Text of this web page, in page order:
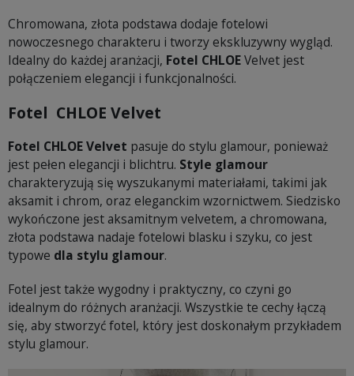
Chromowana, złota podstawa dodaje fotelowi
nowoczesnego charakteru i tworzy ekskluzywny wygląd.
Idealny do każdej aranżacji, Fotel CHLOEVelvet jest
połączeniem elegancji i funkcjonalności.
Fotel CHLOE Velvet
Fotel CHLOE Velvet pasuje do stylu glamour, ponieważ
jest pełen elegancji i blichtru. Style glamour
charakteryzują się wyszukanymi materiałami, takimi jak
aksamit i chrom, oraz eleganckim wzornictwem. Siedzisko
wykończone jest aksamitnym velvetem, a chromowana,
złota podstawa nadaje fotelowi blasku i szyku, co jest
typowe dla stylu glamour.
Fotel jest także wygodny i praktyczny, co czyni go
idealnym do różnych aranżacji. Wszystkie te cechy łączą
się, aby stworzyć fotel, który jest doskonałym przykładem
stylu glamour.